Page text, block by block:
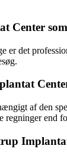
Center
det
af den
regninger end